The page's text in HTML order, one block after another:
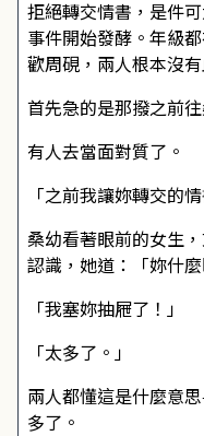
拒絕轉交情書，是件
事件開始發酵。年級
歡周硯，兩人根本沒
首先急的是那撥之前
有人去當面對質了。
「之前我讓妳轉交的
桑幼看著眼前的女生
認識，她道：「妳什
「我塞妳抽屜了！」
「太多了。」
兩人都懂這是什麼意
多了。